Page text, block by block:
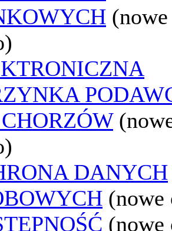
(nowe
DANYCH
(nowe
(nowe